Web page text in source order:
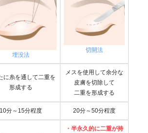
埋没法
切開法
に糸を通して二重を
形成する
メスを使用して余分な
皮膚を切除して
二重を形成する
10分～15分程度 20分～50分程度
・半永久的に二重が持